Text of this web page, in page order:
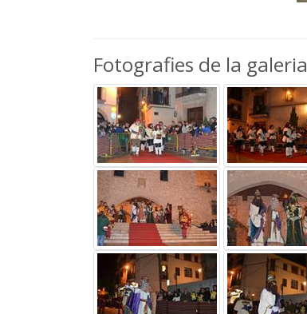
Fotografies de la galeria